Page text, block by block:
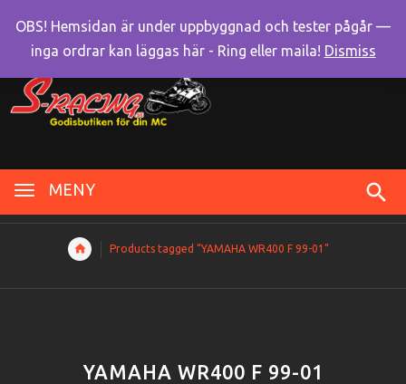
MENY
Products tagged “YAMAHA WR400 F 99-01”
YAMAHA WR400 F 99-01
OBS! Hemsidan är under uppbyggnad och tester pågår —
inga ordrar kan läggas här - Ring eller maila! Dismiss